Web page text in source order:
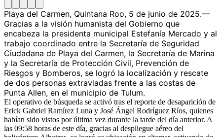
Playa del Carmen, Quintana Roo, 5 de junio de 2025.—
Gracias a la visión humanista del Gobierno que
encabeza la presidenta municipal Estefanía Mercado y al
trabajo coordinado entre la Secretaría de Seguridad
Ciudadana de Playa del Carmen, la Secretaría de Marina
y la Secretaría de Protección Civil, Prevención de
Riesgos y Bomberos, se logró la localización y rescate
de dos personas extraviadas frente a las costas de
Punta Allen, en el municipio de Tulum.
El operativo de búsqueda se activó tras el reporte de desaparición de
Erick Gabriel Ramírez Luna y José Ángel Rodríguez Ríos, quienes
habían sido vistos por última vez durante la tarde del día anterior. A
las 09:58 horas de este día, gracias al despliegue aéreo del